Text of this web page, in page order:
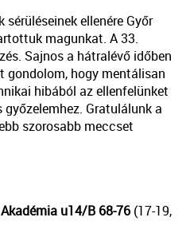
ellenére Győr
magunkat. A 33.
Sajnos a hátralévő időben
gondolom, hogy mentálisan
hibából az ellenfelünket
Gratulálunk a
szorosabb meccset
u14/B 68-76 (17-19,